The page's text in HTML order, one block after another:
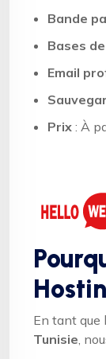
Bande
Bases
Email
Prix : À
En tant que
Tunisie ,